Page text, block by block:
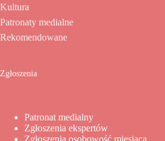
Kultura
Patronaty medialne
Rekomendowane
Zgłoszenia
Patronat medialny
Zgłoszenia ekspertów
Zgłoszenia osobowość miesiąca